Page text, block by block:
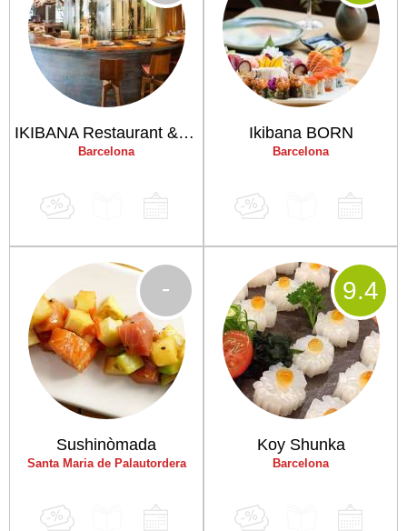
IKIBANA Restaurant & Lounge Paralelo
Barcelona
Ikibana BORN
Barcelona
Sushinòmada
Santa Maria de Palautordera
-
Koy Shunka
Barcelona
9.4